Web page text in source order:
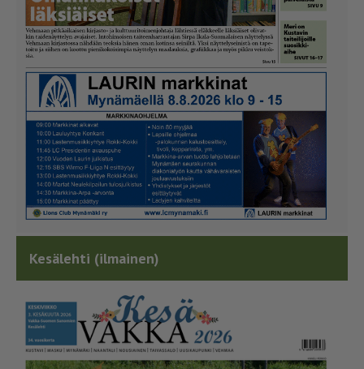
Kesälehti (ilmainen)